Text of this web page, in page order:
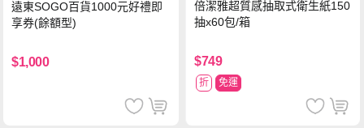
遠東SOGO百貨1000元好禮即
享券(餘額型)
$1,000
倍潔雅超質感抽取式衛生紙150
抽x60包/箱
$749
折 免運